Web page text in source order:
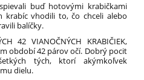
buď hotovými krabičkami
krabíc vhodili to, čo chceli alebo
balíčky.
42 VIANOČNÝCH KRABIČIEK,
období 42 párov očí. Dobrý pocit
tých, ktorí akýmkoľvek
dielu.